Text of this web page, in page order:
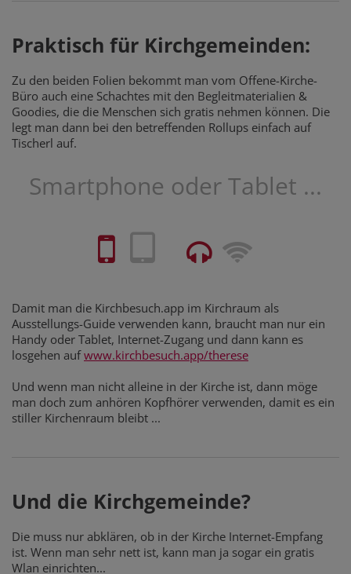
Praktisch für Kirchgemeinden:
Zu den beiden Folien bekommt man vom Offene-Kirche-
Büro auch eine Schachtes mit den Begleitmaterialien &
Goodies, die die Menschen sich gratis nehmen können. Die
legt man dann bei den betreffenden Rollups einfach auf
Tischerl auf.
Smartphone oder Tablet ...
Damit man die Kirchbesuch.app im Kirchraum als
Ausstellungs-Guide verwenden kann, braucht man nur ein
Handy oder Tablet, Internet-Zugang und dann kann es
losgehen aufwww.kirchbesuch.app/therese
Und wenn man nicht alleine in der Kirche ist, dann möge
man doch zum anhören Kopfhörer verwenden, damit es ein
stiller Kirchenraum bleibt ...
Und die Kirchgemeinde?
Die muss nur abklären, ob in der Kirche Internet-Empfang
ist. Wenn man sehr nett ist, kann man ja sogar ein gratis
Wlan einrichten...